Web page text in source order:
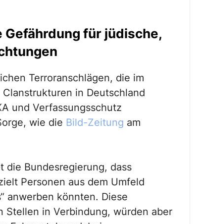
für jüdische,
Terroranschlägen, die im
in Deutschland
und Verfassungsschutz
wie die Bild-Zeitung am
die Bundesregierung, dass
Personen aus dem Umfeld
anwerben könnten. Diese
in Verbindung, würden aber